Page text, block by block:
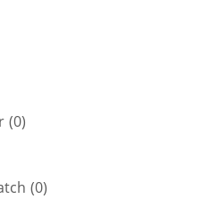
(0)
(0)